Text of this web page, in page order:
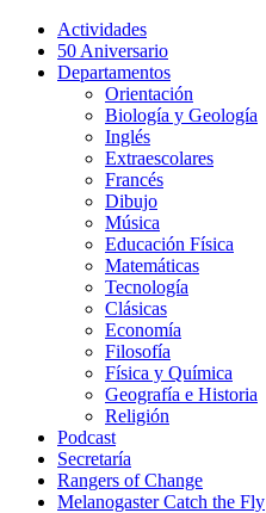
Actividades
50 Aniversario
Departamentos
Orientación
Biología y Geología
Inglés
Extraescolares
Francés
Dibujo
Música
Educación Física
Matemáticas
Tecnología
Clásicas
Economía
Filosofía
Física y Química
Geografía e Historia
Religión
Podcast
Secretaría
Rangers of Change
Melanogaster Catch the Fly